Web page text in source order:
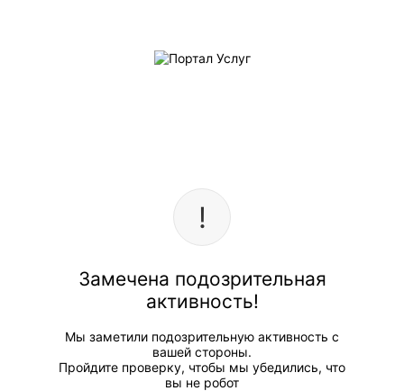
Замечена подозрительная
активность!
Мы заметили подозрительную активность с
вашей стороны.
Пройдите проверку, чтобы мы убедились, что
вы не робот